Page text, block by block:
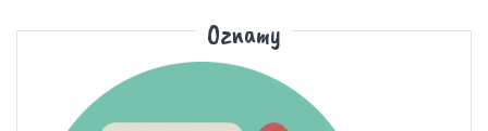
Oznamy